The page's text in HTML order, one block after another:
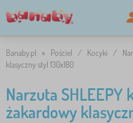
Banaby.pl » Pościel / Kocyki /
klasyczny styl 130x180
Narzuta SHLEEPY
żakardowy